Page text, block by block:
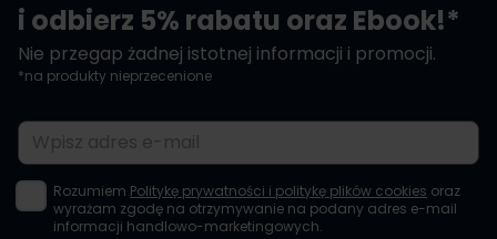
i odbierz 5% rabatu oraz Ebook!*
Nie przegap żadnej istotnej informacji i promocji.
*na produkty nieprzecenione
Adres e-mail
Rozumiem Politykę prywatności i politykę plików cookies oraz
wyrażam zgodę na otrzymywanie na podany adres e-mail
informacji handlowo-marketingowych.